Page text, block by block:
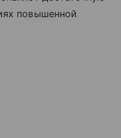
повышенной